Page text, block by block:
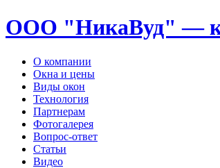
ООО "НикаВуд" —
О компании
Окна и цены
Виды окон
Технология
Партнерам
Фотогалерея
Вопрос-ответ
Статьи
Видео